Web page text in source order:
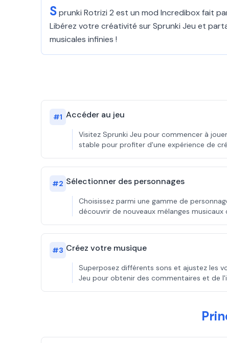
Sprunki Rotrizi 2 est un mod Incredibox fait
Libérez votre créativité sur Sprunki Jeu et
musicales infinies !
#1 Accéder au jeu
Visitez Sprunki Jeu pour commencer à
stable pour profiter d'une expérience de
#2 Sélectionner des personnages
Choisissez parmi une gamme de
découvrir de nouveaux mélanges musicaux
#3 Créez votre musique
Superposez différents sons et ajustez les
Jeu pour obtenir des commentaires et de